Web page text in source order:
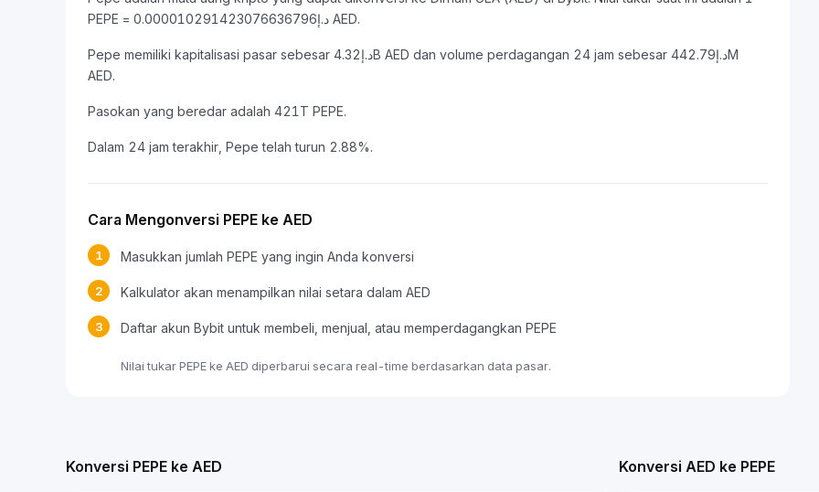
PEPE = د.إ0.000010291423076636796 AED.
Pepe memiliki kapitalisasi pasar sebesar د.إ4.32B AED dan volume perdagangan 24 jam sebesar د.إ442.79M
AED.
Pasokan yang beredar adalah 421T PEPE.
Dalam 24 jam terakhir, Pepe telah turun 2.88%.
Cara Mengonversi PEPE ke AED
1 Masukkan jumlah PEPE yang ingin Anda konversi
2 Kalkulator akan menampilkan nilai setara dalam AED
3 Daftar akun Bybit untuk membeli, menjual, atau memperdagangkan PEPE
Nilai tukar PEPE ke AED diperbarui secara real-time berdasarkan data pasar.
Konversi PEPE ke AED Konversi AED ke PEPE